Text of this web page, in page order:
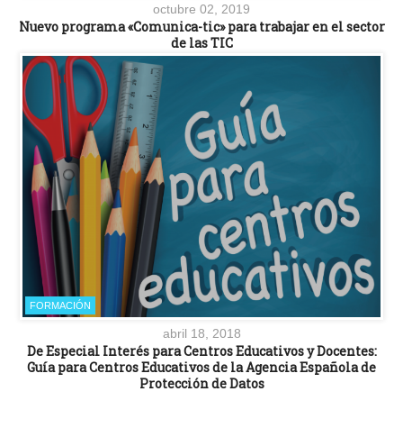
octubre 02, 2019
Nuevo programa «Comunica-tic» para trabajar en el sector
de las TIC
FORMACIÓN
abril 18, 2018
De Especial Interés para Centros Educativos y Docentes:
Guía para Centros Educativos de la Agencia Española de
Protección de Datos